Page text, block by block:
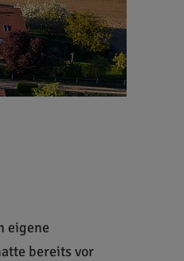
eigene
bereits vor